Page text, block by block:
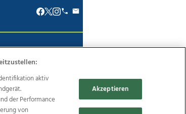
Galerien
aktiv
der Performance
von
Akzeptieren